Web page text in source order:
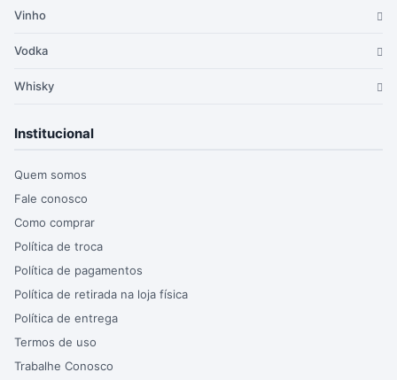
Vinho
Vodka
Whisky
Institucional
Quem somos
Fale conosco
Como comprar
Política de troca
Política de pagamentos
Política de retirada na loja física
Política de entrega
Termos de uso
Trabalhe Conosco